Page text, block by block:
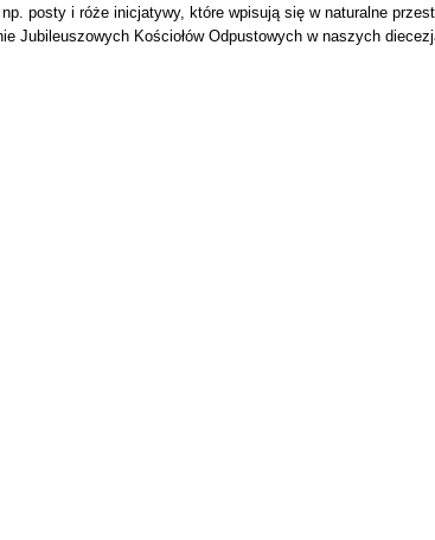
posty i róże inicjatywy, które wpisują się w naturalne
Jubileuszowych Kościołów Odpustowych w naszych